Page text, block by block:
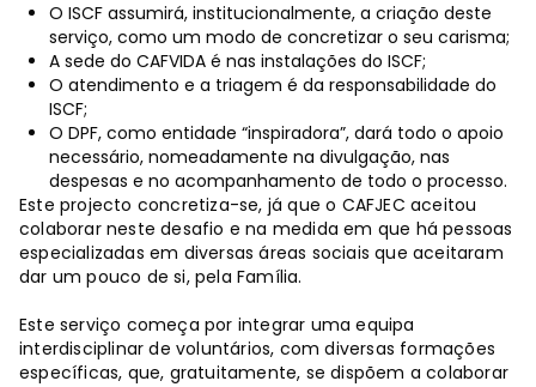
O ISCF assumirá, institucionalmente, a criação deste
serviço, como um modo de concretizar o seu carisma;
A sede do CAFVIDA é nas instalações do ISCF;
O atendimento e a triagem é da responsabilidade do
ISCF;
O DPF, como entidade “inspiradora”, dará todo o apoio
necessário, nomeadamente na divulgação, nas
despesas e no acompanhamento de todo o processo.
Este projecto concretiza-se, já que o CAFJEC aceitou
colaborar neste desafio e na medida em que há pessoas
especializadas em diversas áreas sociais que aceitaram
dar um pouco de si, pela Família.
Este serviço começa por integrar uma equipa
interdisciplinar de voluntários, com diversas formações
específicas, que, gratuitamente, se dispõem a colaborar